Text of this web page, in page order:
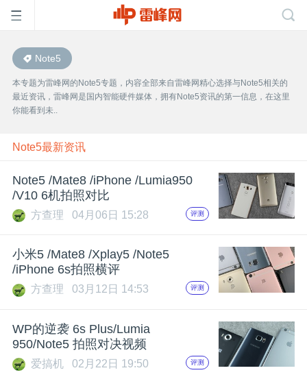
首
页
雷
峰
公
课
Note5
本专题为雷峰网的Note5专题，内容全部来自雷峰网精心选择与Note5相关的
最近资讯，雷峰网是国内智能硬件媒体，拥有Note5资讯的第一信息，在这里
你能看到未..
Note5最新资讯
Note5 /Mate8 /iPhone /Lumia950
/V10 6机拍照对比
方查理 04月06日 15:28 评测
小米5 /Mate8 /Xplay5 /Note5
/iPhone 6s拍照横评
方查理 03月12日 14:53 评测
WP的逆袭 6s Plus/Lumia
950/Note5 拍照对决视频
爱搞机 02月22日 19:50 评测